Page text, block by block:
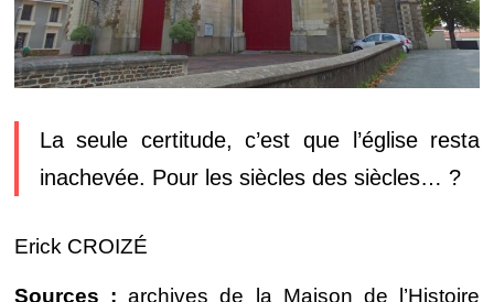
La seule certitude, c’est que l’église resta
inachevée. Pour les siècles des siècles… ?
Erick CROIZÉ
Sources : archives de la Maison de l’Histoire